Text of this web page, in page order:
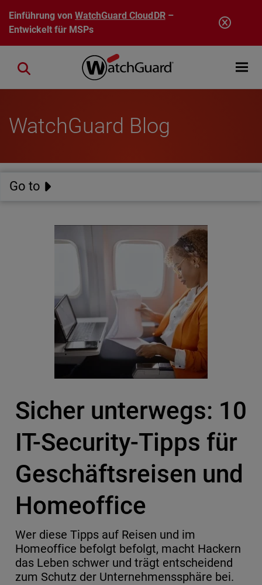
Direkt zum Inhalt
Einführung vonWatchGuard CloudDR–
Entwickelt für MSPs
Open
Close search
WatchGuard Blog
Go to
Sicher unterwegs: 10
IT-Security-Tipps für
Geschäftsreisen und
Homeoffice
Wer diese Tipps auf Reisen und im
Homeoffice befolgt befolgt, macht Hackern
das Leben schwer und trägt entscheidend
zum Schutz der Unternehmenssphäre bei.